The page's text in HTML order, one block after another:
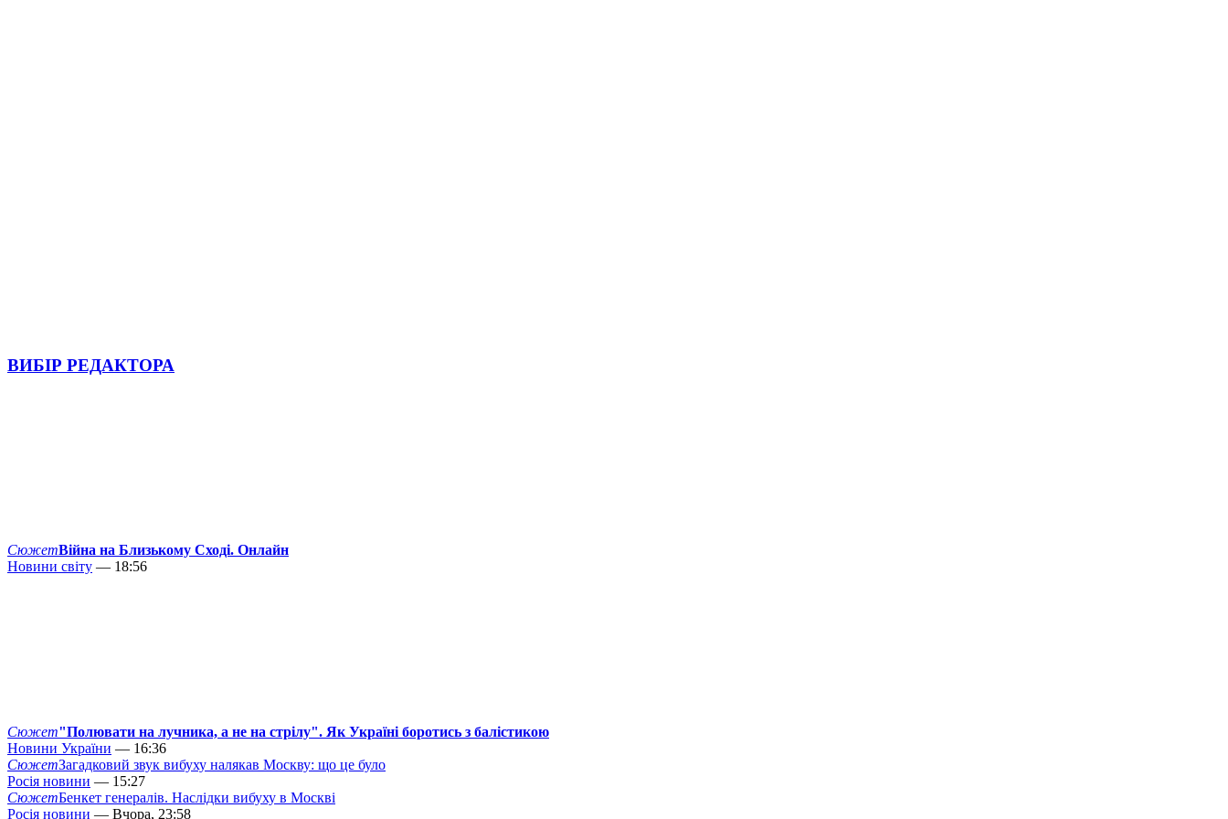
ВИБІР РЕДАКТОРА
СюжетВійна на Близькому Сході. Онлайн
Новини світу — 18:56
Сюжет"Полювати на лучника, а не на стрілу". Як Україні боротись з балістикою
Новини України — 16:36
СюжетЗагадковий звук вибуху налякав Москву: що це було
Росія новини — 15:27
СюжетБенкет генералів. Наслідки вибуху в Москві
Росія новини — Вчора, 23:58